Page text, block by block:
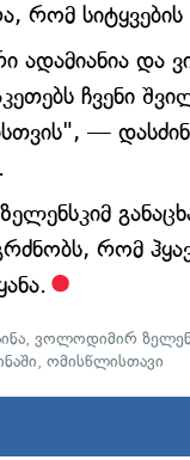
რომ სიტყვების
ადამიანია და
ჩვენი
—
რომ
, ვოლოდიმირ
, ომისწლისთავი